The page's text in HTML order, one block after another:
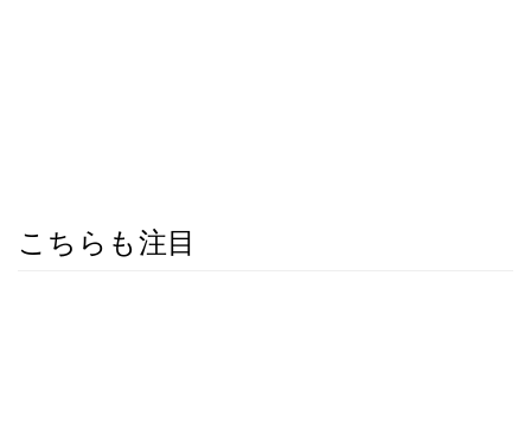
こちらも注目